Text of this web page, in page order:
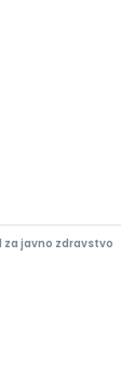
za javno zdravstvo